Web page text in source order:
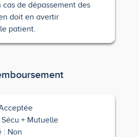
cas de dépassement des
doit en avertir
patient.
+ Mutuelle
: Non